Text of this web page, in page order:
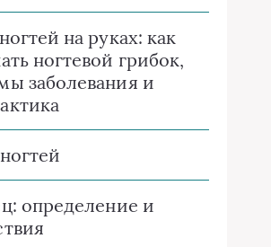
на руках: как
ногтевой грибок,
заболевания и
определение и